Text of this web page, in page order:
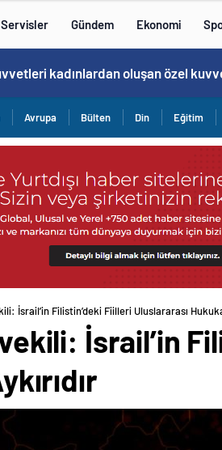
Servisler Gündem Ekonomi
Avrupa Bülten Din Eğitim
İsrail’in Filistin’deki Fiilleri Uluslararası Hukuka
İsrail’in